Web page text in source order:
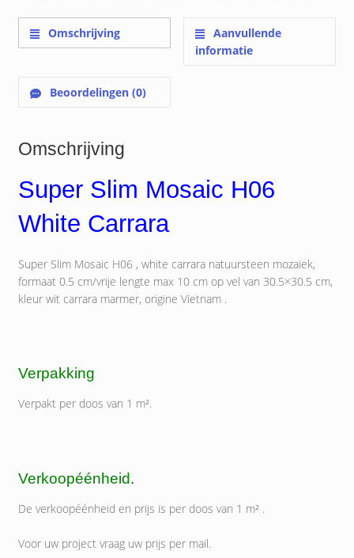
Omschrijving
Aanvullende
informatie
Beoordelingen (0)
Omschrijving
Super Slim Mosaic H06
White Carrara
Super Slim Mosaic H06 , white carrara natuursteen mozaiek,
formaat 0.5 cm/vrije lengte max 10 cm op vel van 30.5×30.5 cm,
kleur wit carrara marmer, origine Vietnam .
Verpakking
Verpakt per doos van 1 m².
Verkoopéénheid.
De verkoopéénheid en prijs is per doos van 1 m² .
Voor uw project vraag uw prijs per mail.